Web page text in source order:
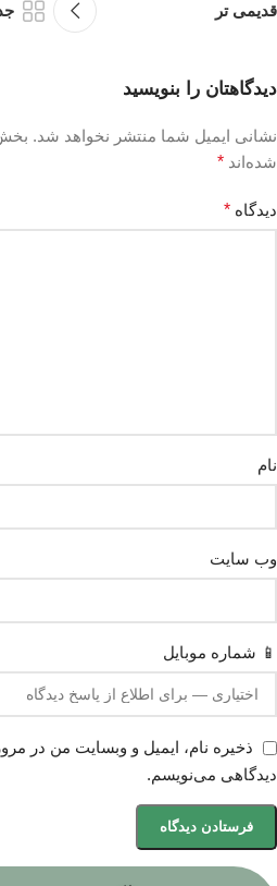
قدیمی تر
دیدگاهتان را بنویسید
نشانی ایمیل شما منتشر نخواهد شد.
شده‌اند *
دیدگاه *
نام
وب‌ سایت
📱 شماره موبایل
ذخیره نام، ایمیل و وبسایت من در
دیدگاهی می‌نویسم.